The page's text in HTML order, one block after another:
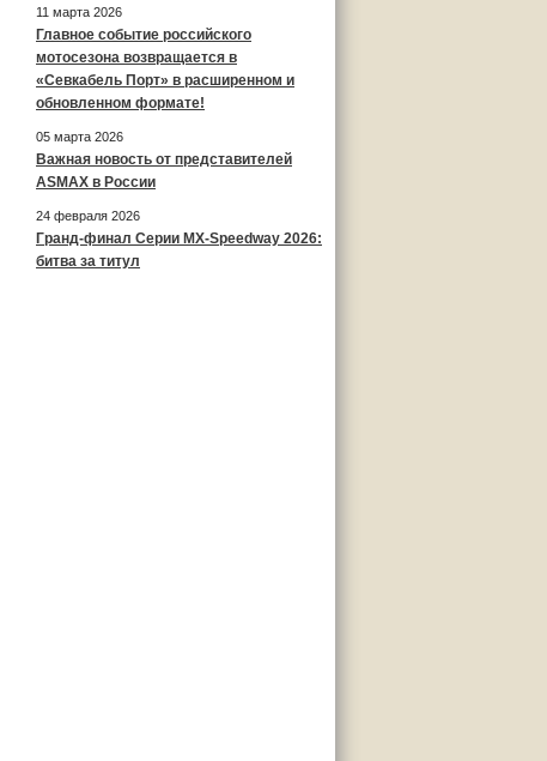
11 марта 2026
Главное событие российского
мотосезона возвращается в
«Севкабель Порт» в расширенном и
обновленном формате!
05 марта 2026
Важная новость от представителей
ASMAX в России
24 февраля 2026
Гранд-финал Серии MX-Speedway 2026:
битва за титул